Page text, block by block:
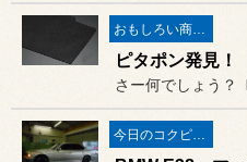
おもしろい商品見ーつけた！
ピタポン発見！
今日のコクピット西部